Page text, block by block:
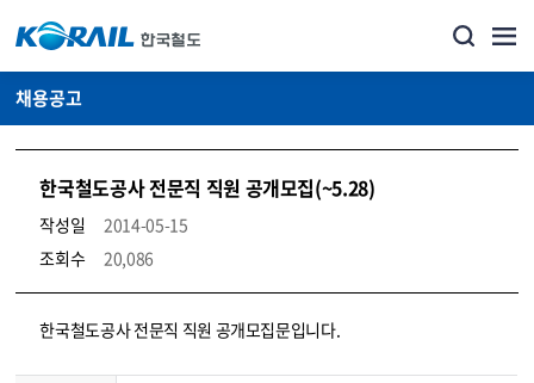
채용공고
한국철도공사 전문직 직원 공개모집(~5.28)
작성일
2014-05-15
조회수
20,086
코레일소개_경영공시_채용공고 상세보기 – 내용, 파일, 담당자 연락처로 구성
한국철도공사 전문직 직원 공개모집문입니다.